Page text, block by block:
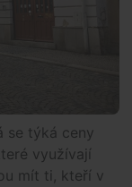
se týká ceny
využívají
mít ti, kteří v